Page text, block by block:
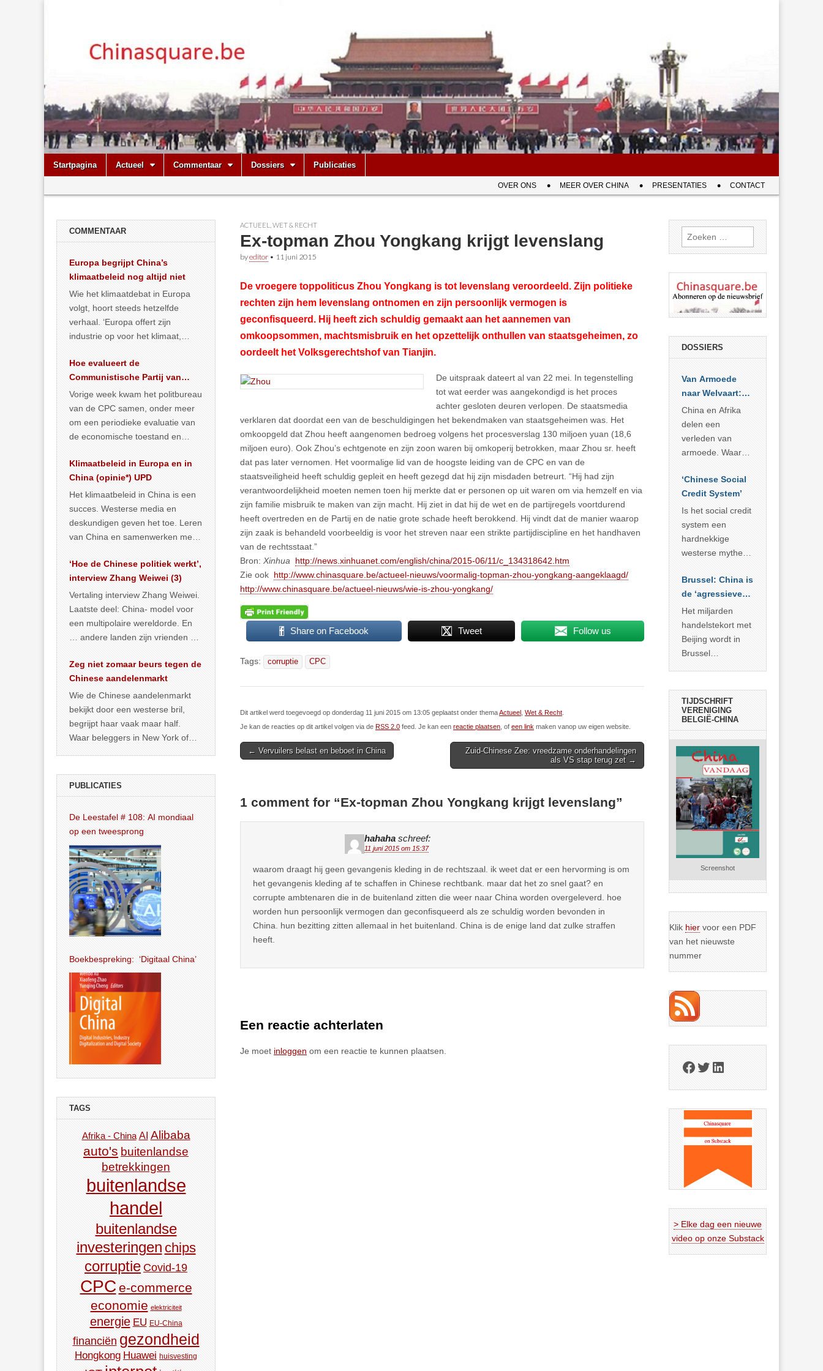
Chinasquare.be
Main
menu
Skip
Startpagina Actueel Commentaar Dossiers Publicaties
menu
OVER ONS MEER OVER CHINA PRESENTATIES CONTACT
ACTUEEL WET & RECHT
Ex-topman Zhou Yongkang krijgt levenslang
byeditor • 11 juni 2015
De vroegere toppoliticus Zhou Yongkang is tot levenslang veroordeeld. Zijn politieke
rechten zijn hem levenslang ontnomen en zijn persoonlijk vermogen is
geconfisqueerd. Hij heeft zich schuldig gemaakt aan het aannemen van
omkoopsommen, machtsmisbruik en het opzettelijk onthullen van staatsgeheimen, zo
oordeelt het Volksgerechtshof van Tianjin.
De uitspraak dateert al van 22 mei. In tegenstelling
tot wat eerder was aangekondigd is het proces
achter gesloten deuren verlopen. De staatsmedia
verklaren dat doordat een van de beschuldigingen het bekendmaken van staatsgeheimen was. Het
omkoopgeld dat Zhou heeft aangenomen bedroeg volgens het procesverslag 130 miljoen yuan (18,6
miljoen euro). Ook Zhou’s echtgenote en zijn zoon waren bij omkoperij betrokken, maar Zhou sr. heeft
dat pas later vernomen. Het voormalige lid van de hoogste leiding van de CPC en van de
staatsveiligheid heeft schuldig gepleit en heeft gezegd dat hij zijn misdaden betreurt. “Hij had zijn
verantwoordelijkheid moeten nemen toen hij merkte dat er personen op uit waren om via hemzelf en via
zijn familie misbruik te maken van zijn macht. Hij ziet in dat hij de wet en de partijregels voortdurend
heeft overtreden en de Partij en de natie grote schade heeft berokkend. Hij vindt dat de manier waarop
zijn zaak is behandeld voorbeeldig is voor het streven naar een strikte partijdiscipline en het handhaven
van de rechtsstaat.”
Bron: Xinhua
http://news.xinhuanet.com/english/china/2015-06/11/c_134318642.htm
Zie ook http://www.chinasquare.be/actueel-nieuws/voormalig-topman-zhou-yongkang-aangeklaagd/
http://www.chinasquare.be/actueel-nieuws/wie-is-zhou-yongkang/
Share on Facebook Tweet Follow us
Tags: corruptie CPC
Dit artikel werd toegevoegd op donderdag 11 juni 2015 om 13:05 geplaatst onder themaActueel Wet & Recht
Je kan de reacties op dit artikel volgen via de RSS 2.0 feed. Je kan een reactie plaatsen , of een link maken vanop uw eigen website.
Post
← Vervuilers belast en beboet in China
Zuid-Chinese Zee: vreedzame onderhandelingen
als VS stap terug zet →
1 comment for “Ex-topman Zhou Yongkang krijgt levenslang”
hahaha schreef:
11 juni 2015 om 15:37
waarom draagt hij geen gevangenis kleding in de rechtszaal. ik weet dat er een hervorming is om
het gevangenis kleding af te schaffen in Chinese rechtbank. maar dat het zo snel gaat? en
corrupte ambtenaren die in de buitenland zitten die weer naar China worden overgeleverd. hoe
worden hun persoonlijk vermogen dan geconfisqueerd als ze schuldig worden bevonden in
China. hun bezitting zitten allemaal in het buitenland. China is de enige land dat zulke straffen
heeft.
Een reactie achterlaten
Je moet inloggen om een reactie te kunnen plaatsen.
COMMENTAAR
Europa begrijpt China’s
klimaatbeleid nog altijd niet
Wie het klimaatdebat in Europa
volgt, hoort steeds hetzelfde
verhaal. ‘Europa offert zijn
industrie op voor het klimaat,
vergroening… >> lees meer
Hoe evalueert de
Communistische Partij van
China de economische
toestand?
Vorige week kwam het politbureau
van de CPC samen, onder meer
om een periodieke evaluatie van
de economische toestand en
publiceerden… >> lees meer
Klimaatbeleid in Europa en in
China (opinie*) UPD
Het klimaatbeleid in China is een
succes. Westerse media en
deskundigen geven het toe. Leren
van China en samenwerken met
… >> lees meer
‘Hoe de Chinese politiek werkt’,
interview Zhang Weiwei (3)
Vertaling interview Zhang Weiwei.
Laatste deel: China- model voor
een multipolaire wereldorde. En
… andere landen zijn vrienden of
Zeg niet zomaar beurs tegen de
Chinese aandelenmarkt
Wie de Chinese aandelenmarkt
bekijkt door een westerse bril,
begrijpt haar vaak maar half.
Waar beleggers in New York of
PUBLICATIES
De Leestafel # 108: AI mondiaal
op een tweesprong
Boekbespreking: ‘Digitaal China’
TAGS
Afrika - China AI Alibaba
auto's buitenlandse
betrekkingen
buitenlandse
handel
buitenlandse
investeringen chips
corruptie Covid-19
CPC e-commerce
economie elektriciteit
energie EU EU-China
financiën gezondheid
Hongkong Huawei huisvesting
Zoeken
naar:
DOSSIERS
Van Armoede
naar Welvaart:
Wat Afrika kan
leren van
China’s
economisch
China en Afrika
delen een
verleden van
armoede. Waar
voorbije veertig
jaar in slaagde
meer dan 800
miljoen mensen
uit de armoede
… >> lees meer
‘Chinese Social
Credit System’
Is het social credit
system een
hardnekkige
westerse mythe of
realiteit in China?
Brussel: China is
de ‘agressieve
schuldige’
Het miljarden
handelstekort met
Beijing wordt in
Brussel
economische
agressie. In
werkelijkheid
verhult die
spectaculaire
rekensom vooral
de industriële
achterstand die
… >> lees meer
TIJDSCHRIFT
VERENIGING
BELGIË-CHINA
Screenshot
Klik hier voor een PDF
van het nieuwste
nummer
Facebook
Twitter
LinkedIn
> Elke dag een nieuwe
video op onze Substack